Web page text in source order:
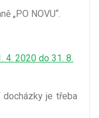
„PO NOVU“.
4. 2020 do 31. 8.
je třeba